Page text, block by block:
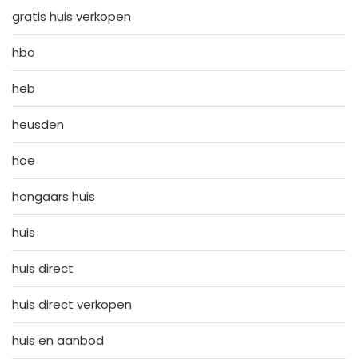
gratis huis verkopen
hbo
heb
heusden
hoe
hongaars huis
huis
huis direct
huis direct verkopen
huis en aanbod